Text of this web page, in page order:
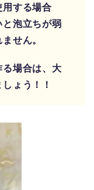
する場合
泡立ちが弱
せん。
場合は、大
ょう！！